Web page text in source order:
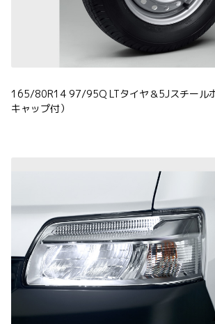
165/80R14 97/95Q LTタイヤ＆5Jスチール
キャップ付）